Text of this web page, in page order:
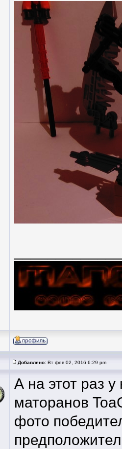
Добавлено: Вт фев 02, 2016 6:29 pm
А на этот раз
маторанов
фото